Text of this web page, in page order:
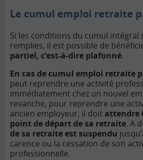
Le cumul emploi retraite
Si les conditions du cumul intégral
remplies, il est possible de
partiel, c’est-à-dire plafonné.
En cas de cumul emploi retraite
peut reprendre une activité
immédiatement chez un nouvel
revanche, pour reprendre une
ancien employeur, il doit attendre
point de départ de sa retraite. A
de sa retraite est suspendu
carence ou la cessation de son
professionnelle.